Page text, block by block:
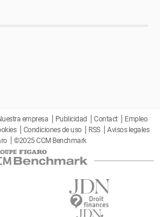
empresa Publicidad Contact
Empleo
Condiciones de uso RSS
Avisos legales
©2025 CCM Benchmark